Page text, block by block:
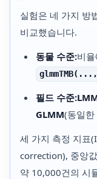
실험은 네 가지 방
비교했습니다.
동물 수준:비
필드 수준:
GLMM(동일한
세 가지 측정 지표
correction), 중앙
약 10,000건의 시